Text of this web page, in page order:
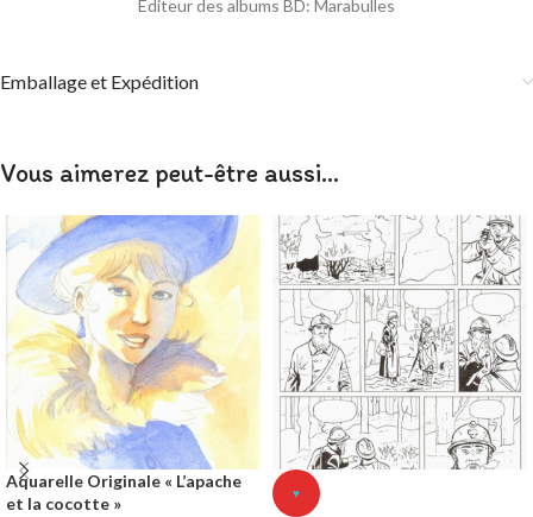
Editeur des albums BD: Marabulles
Emballage et Expédition
Vous aimerez peut-être aussi…
Aquarelle Originale « L’apache
et la cocotte »
♥